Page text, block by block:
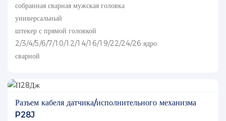
собранная сварная мужская головка
универсальный
штекер с прямой головкой
2/3/4/5/6/7/10/12/14/16/19/22/24/26 ядро
сварной
Разъем кабеля датчика/исполнительного механизма
P28J